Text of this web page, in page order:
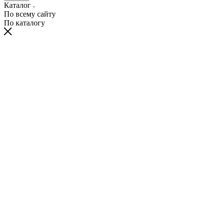
Каталог
По всему сайту
По каталогу